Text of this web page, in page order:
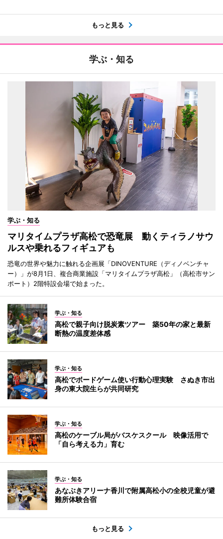
もっと見る
学ぶ・知る
学ぶ・知る
マリタイムプラザ高松で恐竜展 動くティラノサウ
ルスや乗れるフィギュアも
恐竜の世界や魅力に触れる企画展「DINOVENTURE（ディノベンチャ
ー）」が8月1日、複合商業施設「マリタイムプラザ高松」（高松市サン
ポート）2階特設会場で始まった。
学ぶ・知る
高松で親子向け脱炭素ツアー 築50年の家と最新
断熱の温度差体感
学ぶ・知る
高松でボードゲーム使い行動心理実験 さぬき市出
身の東大院生らが共同研究
学ぶ・知る
高松のケーブル局がバスケスクール 映像活用で
「自ら考える力」育む
学ぶ・知る
あなぶきアリーナ香川で附属高松小の全校児童が避
難所体験合宿
もっと見る